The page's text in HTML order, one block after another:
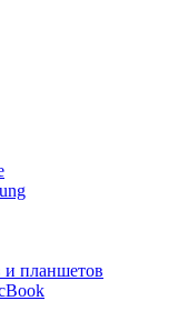
и планшетов